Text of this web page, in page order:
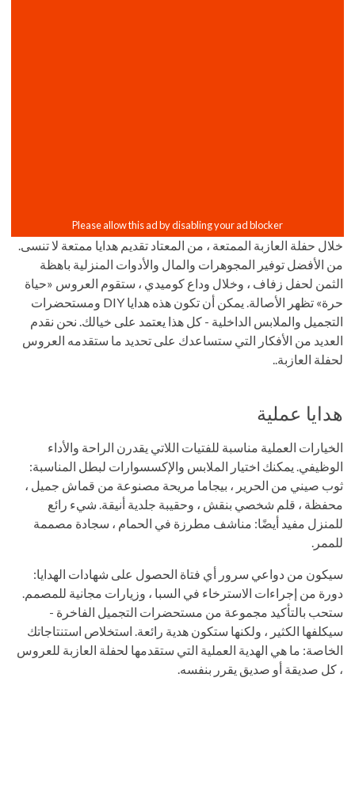
خلال حفلة العازبة الممتعة ، من المعتاد تقديم هدايا ممتعة لا تنسى.
من الأفضل توفير المجوهرات والمال والأدوات المنزلية باهظة
الثمن لحفل زفاف ، وخلال وداع كوميدي ، ستقوم العروس «حياة
حرة» تظهر الأصالة. يمكن أن تكون هذه هدايا DIY ومستحضرات
التجميل والملابس الداخلية - كل هذا يعتمد على خيالك. نحن نقدم
العديد من الأفكار التي ستساعدك على تحديد ما ستقدمه العروس
لحفلة العازبة..
هدايا عملية
الخيارات العملية مناسبة للفتيات اللاتي يقدرن الراحة والأداء
الوظيفي. يمكنك اختيار الملابس والإكسسوارات لبطل المناسبة:
ثوب صيني من الحرير ، بيجاما مريحة مصنوعة من قماش جميل ،
محفظة ، قلم شخصي بنقش ، وحقيبة جلدية أنيقة. شيء رائع
للمنزل مفيد أيضًا: مناشف مطرزة في الحمام ، سجادة مصممة
للممر.
سيكون من دواعي سرور أي فتاة الحصول على شهادات الهدايا:
دورة من إجراءات الاسترخاء في السبا ، وزيارات مجانية للمصمم.
ستحب بالتأكيد مجموعة من مستحضرات التجميل الفاخرة -
سيكلفها الكثير ، ولكنها ستكون هدية رائعة. استخلاص استنتاجاتك
الخاصة: ما هي الهدية العملية التي ستقدمها لحفلة العازبة للعروس
، كل صديقة أو صديق يقرر بنفسه.